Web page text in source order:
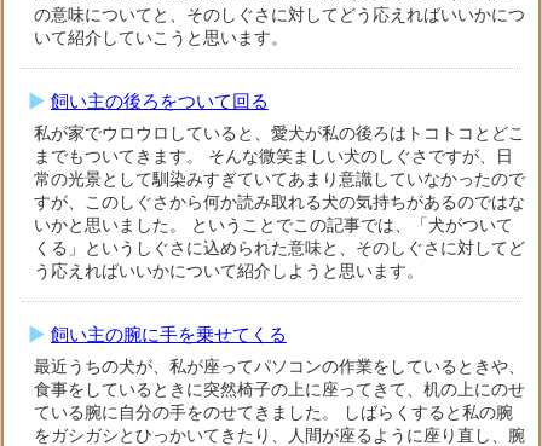
の意味についてと、そのしぐさに対してどう応えればいいかにつ
いて紹介していこうと思います。
飼い主の後ろをついて回る
私が家でウロウロしていると、愛犬が私の後ろはトコトコとどこ
までもついてきます。 そんな微笑ましい犬のしぐさですが、日
常の光景として馴染みすぎていてあまり意識していなかったので
すが、このしぐさから何か読み取れる犬の気持ちがあるのではな
いかと思いました。 ということでこの記事では、「犬がついて
くる」というしぐさに込められた意味と、そのしぐさに対してど
う応えればいいかについて紹介しようと思います。
飼い主の腕に手を乗せてくる
最近うちの犬が、私が座ってパソコンの作業をしているときや、
食事をしているときに突然椅子の上に座ってきて、机の上にのせ
ている腕に自分の手をのせてきました。 しばらくすると私の腕
をガシガシとひっかいてきたり、人間が座るように座り直し、腕